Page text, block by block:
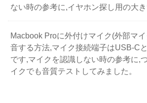
ない時の参考に,イヤホン探し用の大
Macbook Proに外付けマイク(外部マ
音する方法,マイク接続端子はUSB-C
です,マイクを認識しない時の参考に,
イクでも音質テストしてみました。